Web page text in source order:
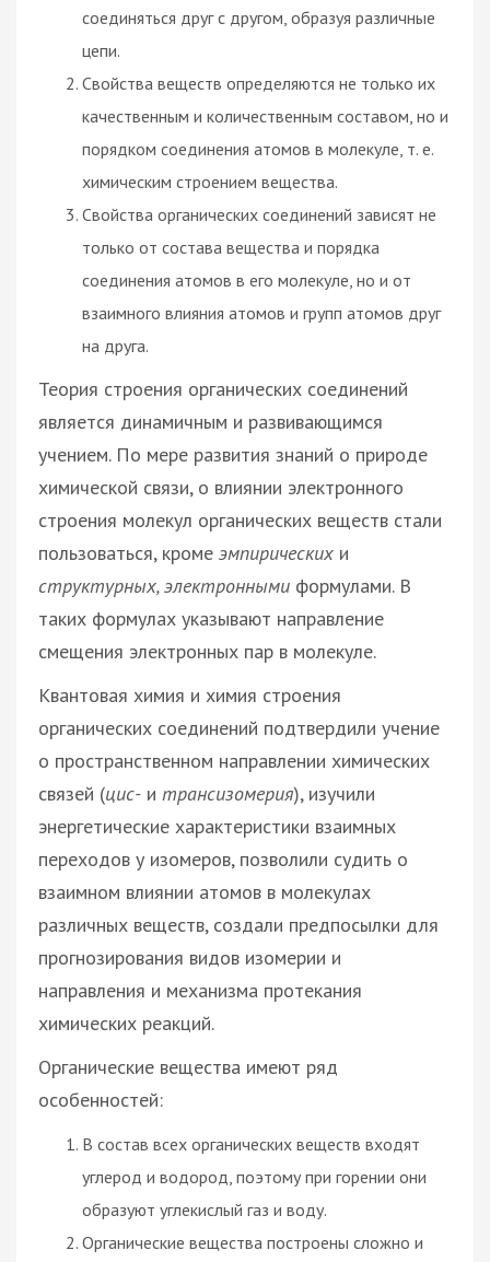
соединяться друг с другом, образуя различные
цепи.
Свойства веществ определяются не только их
качественным и количественным составом, но и
порядком соединения атомов в молекуле, т. е.
химическим строением вещества.
Свойства органических соединений зависят не
только от состава вещества и порядка
соединения атомов в его молекуле, но и от
взаимного влияния атомов и групп атомов друг
на друга.
Теория строения органических соединений
является динамичным и развивающимся
учением. По мере развития знаний о природе
химической связи, о влиянии электронного
строения молекул органических веществ стали
пользоваться, кроме эмпирических и
структурных, электронными формулами. В
таких формулах указывают направление
смещения электронных пар в молекуле.
Квантовая химия и химия строения
органических соединений подтвердили учение
о пространственном направлении химических
связей (цис- и трансизомерия), изучили
энергетические характеристики взаимных
переходов у изомеров, позволили судить о
взаимном влиянии атомов в молекулах
различных веществ, создали предпосылки для
прогнозирования видов изомерии и
направления и механизма протекания
химических реакций.
Органические вещества имеют ряд
особенностей:
В состав всех органических веществ входят
углерод и водород, поэтому при горении они
образуют углекислый газ и воду.
Органические вещества построены сложно и